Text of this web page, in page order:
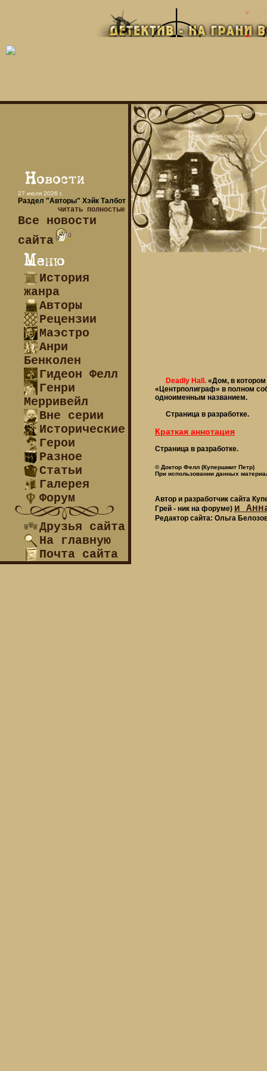
27 июля 2026 г.
Раздел "Авторы" Хэйк Талбот
читать полностью
Все новости
сайта
История
жанра
Авторы
Рецензии
Маэстро
Анри
Бенколен
Гидеон Фелл
Генри
Мерривейл
Вне серии
Исторические
Герои
Разное
Статьи
Галерея
Форум
Друзья сайта
На главную
Почта сайта
Deadly Hall. «Дом, в
«Центрполиграф» в полном
одноименным названием.
Страница в разработке.
Краткая аннотация
Страница в разработке.
© Доктор Фелл (Купершмит Петр)
При использовании данных
Автор и разработчик сайта
Грей - ник на форуме) и
Редактор сайта: Ольга